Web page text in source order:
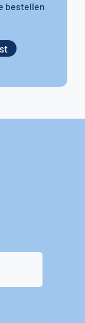
bestellen